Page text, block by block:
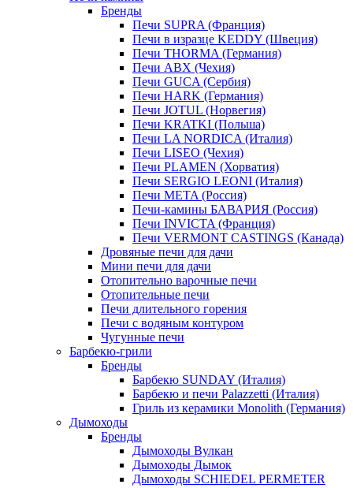
Бренды
Печи SUPRA (Франция)
Печи в изразце KEDDY (Швеция)
Печи THORMA (Германия)
Печи ABX (Чехия)
Печи GUCA (Сербия)
Печи HARK (Германия)
Печи JOTUL (Норвегия)
Печи KRATKI (Польша)
Печи LA NORDICA (Италия)
Печи LISEO (Чехия)
Печи PLAMEN (Хорватия)
Печи SERGIO LEONI (Италия)
Печи META (Россия)
Печи-камины БАВАРИЯ (Россия)
Печи INVICTA (Франция)
Печи VERMONT CASTINGS (Канада)
Дровяные печи для дачи
Мини печи для дачи
Отопительно варочные печи
Отопительные печи
Печи длительного горения
Печи с водяным контуром
Чугунные печи
Барбекю-грили
Бренды
Барбекю SUNDAY (Италия)
Барбекю и печи Palazzetti (Италия)
Гриль из керамики Monolith (Германия)
Дымоходы
Бренды
Дымоходы Вулкан
Дымоходы Дымок
Дымоходы SCHIEDEL PERMETER